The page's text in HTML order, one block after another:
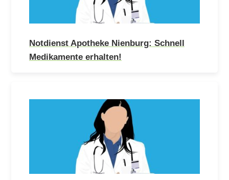
Notdienst Apotheke Nienburg: Schnell
Medikamente erhalten!